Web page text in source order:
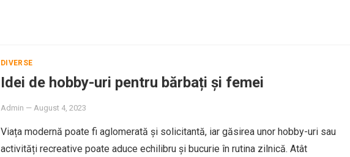
DIVERSE
Idei de hobby-uri pentru bărbați și femei
Admin — August 4, 2023
Viața modernă poate fi aglomerată și solicitantă, iar găsirea unor hobby-uri sau
activități recreative poate aduce echilibru și bucurie în rutina zilnică. Atât